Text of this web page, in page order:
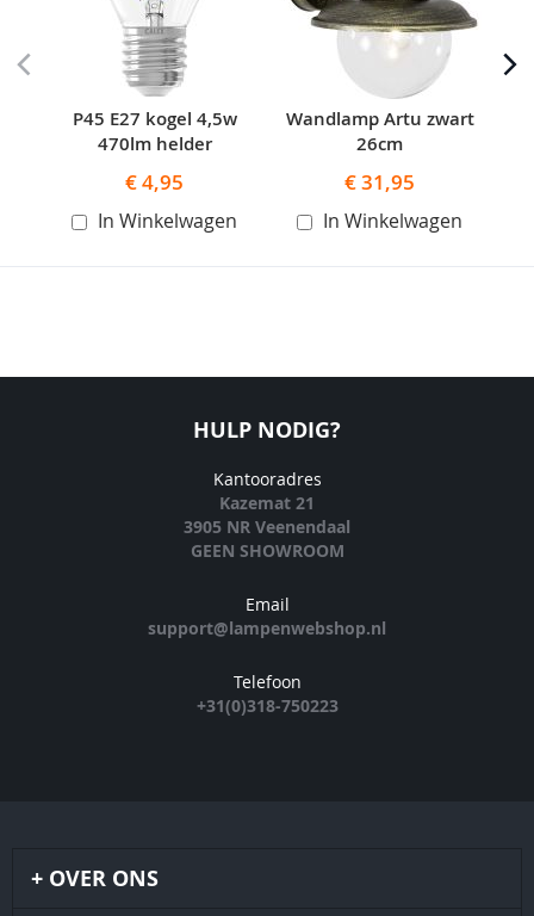
P45 E27 kogel 4,5w
470lm helder
€ 4,95
In Winkelwagen
Wandlamp Artu zwart
26cm
€ 31,95
In Winkelwagen
HULP NODIG?
Kantooradres
Kazemat 21
3905 NR Veenendaal
GEEN SHOWROOM
Email
support@lampenwebshop.nl
Telefoon
+31(0)318-750223
OVER ONS